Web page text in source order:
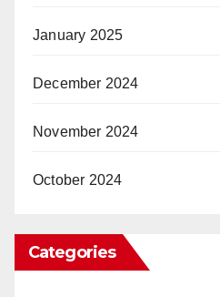
January 2025
December 2024
November 2024
October 2024
Categories